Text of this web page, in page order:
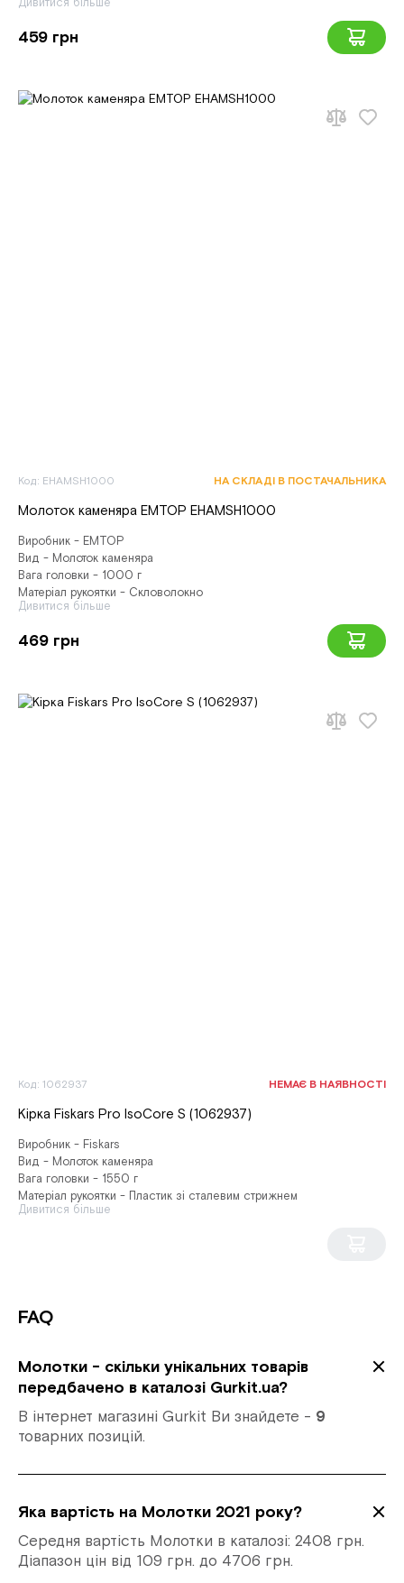
Дивитися більше
459 грн
Код: EHAMSH1000 НА СКЛАДІ В ПОСТАЧАЛЬНИКА
Молоток каменяра EMTOP EHAMSH1000
Виробник - EMTOP
Вид - Молоток каменяра
Вага головки - 1000 г
Матеріал рукоятки - Скловолокно
Дивитися більше
469 грн
Код: 1062937 НЕМАЄ В НАЯВНОСТІ
Кірка Fiskars Pro IsoCore S (1062937)
Виробник - Fiskars
Вид - Молоток каменяра
Вага головки - 1550 г
Матеріал рукоятки - Пластик зі сталевим стрижнем
Дивитися більше
FAQ
Молотки - скільки унікальних товарів
передбачено в каталозі Gurkit.ua?
В інтернет магазині Gurkit Ви знайдете - 9
товарних позицій.
Яка вартість на Молотки 2021 року?
Середня вартість Молотки в каталозі: 2408 грн.
Діапазон цін від 109 грн. до 4706 грн.